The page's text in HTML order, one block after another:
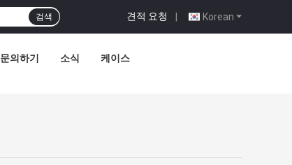
Korean
견적 요청 |
검색
문의하기 소식 케이스